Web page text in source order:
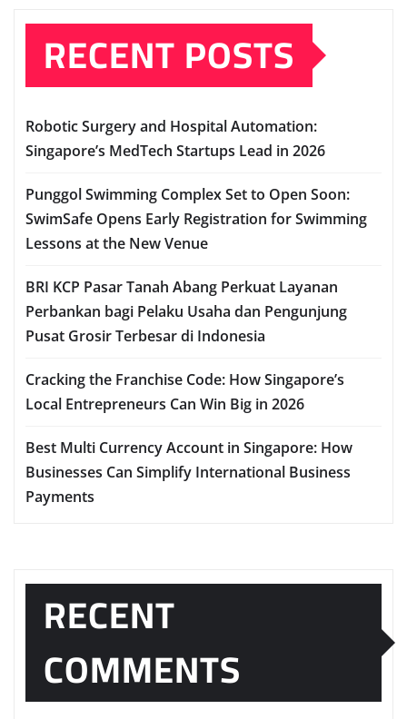
RECENT POSTS
Robotic Surgery and Hospital Automation:
Singapore’s MedTech Startups Lead in 2026
Punggol Swimming Complex Set to Open Soon:
SwimSafe Opens Early Registration for Swimming
Lessons at the New Venue
BRI KCP Pasar Tanah Abang Perkuat Layanan
Perbankan bagi Pelaku Usaha dan Pengunjung
Pusat Grosir Terbesar di Indonesia
Cracking the Franchise Code: How Singapore’s
Local Entrepreneurs Can Win Big in 2026
Best Multi Currency Account in Singapore: How
Businesses Can Simplify International Business
Payments
RECENT
COMMENTS